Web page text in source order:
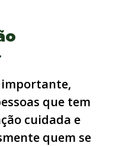
que tem
cuidada e
quem se